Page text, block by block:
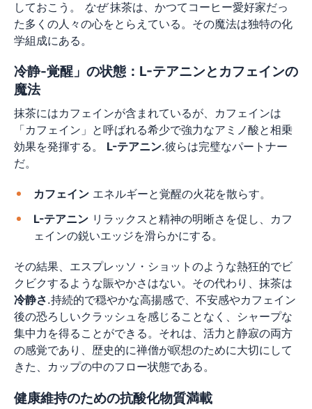
しておこう。 なぜ抹茶は、かつてコーヒー愛好家だっ
た多くの人々の心をとらえている。その魔法は独特の化
学組成にある。
冷静-覚醒」の状態：L-テアニンとカフェインの
魔法
抹茶にはカフェインが含まれているが、カフェインは
「カフェイン」と呼ばれる希少で強力なアミノ酸と相乗
効果を発揮する。 L-テアニン.彼らは完璧なパートナー
だ。
カフェイン エネルギーと覚醒の火花を散らす。
L-テアニン リラックスと精神の明晰さを促し、カフ
ェインの鋭いエッジを滑らかにする。
その結果、エスプレッソ・ショットのような熱狂的でビ
クビクするような賑やかさはない。その代わり、抹茶は
冷静さ.持続的で穏やかな高揚感で、不安感やカフェイン
後の恐ろしいクラッシュを感じることなく、シャープな
集中力を得ることができる。それは、活力と静寂の両方
の感覚であり、歴史的に禅僧が瞑想のために大切にして
きた、カップの中のフロー状態である。
健康維持のための抗酸化物質満載